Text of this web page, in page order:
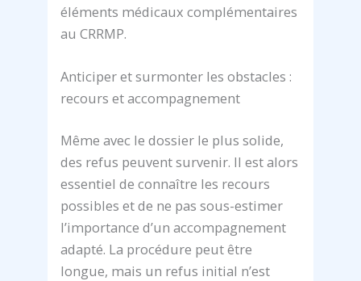
éléments médicaux complémentaires
au CRRMP.
Anticiper et surmonter les obstacles :
recours et accompagnement
Même avec le dossier le plus solide,
des refus peuvent survenir. Il est alors
essentiel de connaître les recours
possibles et de ne pas sous-estimer
l’importance d’un accompagnement
adapté. La procédure peut être
longue, mais un refus initial n’est